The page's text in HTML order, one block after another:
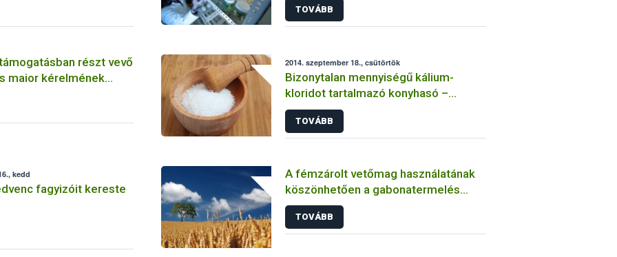
TOVÁBB
részt vevő
maior kérelmének
2014. szeptember 18., csütörtök
Bizonytalan mennyiségű kálium-
kloridot tartalmazó konyhasó –
élelmiszerbiztonsági vonatkozások
TOVÁBB
kedd
fagyizóit kereste
A fémzárolt vetőmag használatának
köszönhetően a gabonatermelés
stabil ágazata hazánk
mezőgazdaságának
TOVÁBB